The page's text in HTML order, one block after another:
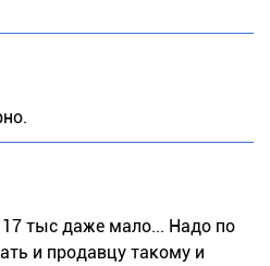
17 тыс даже мало... Надо по
и продавцу такому и